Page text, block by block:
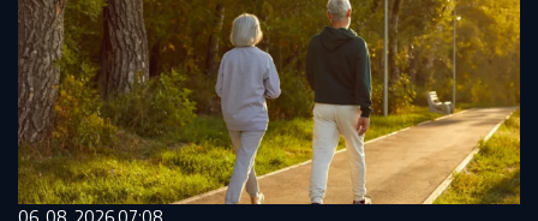
06. 08. 2026 07:08